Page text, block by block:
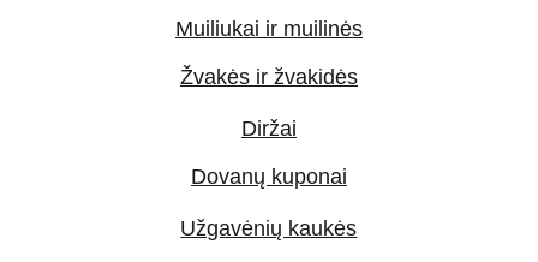
Muiliukai ir muilinės
Žvakės ir žvakidės
Dovanų kuponai
Diržai
Užgavėnių kaukės